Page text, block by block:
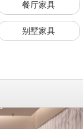
餐厅家具
别墅家具